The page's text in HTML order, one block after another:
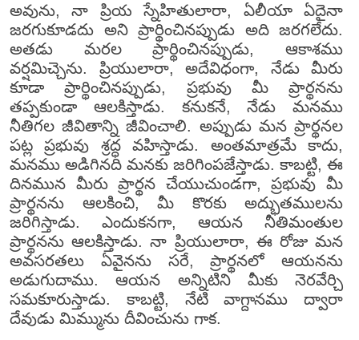
అవును, నా ప్రియ స్నేహితులారా, ఏలీయా ఏదైనా
జరగుకూడదు అని ప్రార్థించినప్పుడు అది జరగలేదు.
అతడు మరల ప్రార్థించినప్పుడు, ఆకాశము
వర్షమిచ్చెను. ప్రియులారా, అదేవిధంగా, నేడు మీరు
కూడా ప్రార్థించినప్పుడు, ప్రభువు మీ ప్రార్థనను
తప్పకుండా ఆలకిస్తాడు. కనుకనే, నేడు మనము
నీతిగల జీవితాన్ని జీవించాలి. అప్పుడు మన ప్రార్థనల
పట్ల ప్రభువు శ్రద్ధ వహిస్తాడు. అంతమాత్రమే కాదు,
మనము అడిగినది మనకు జరిగింపజేస్తాడు. కాబట్టి, ఈ
దినమున మీరు ప్రార్థన చేయుచుండగా, ప్రభువు మీ
ప్రార్థనను ఆలకించి, మీ కొరకు అద్భుతములను
జరిగిస్తాడు. ఎందుకనగా, ఆయన నీతిమంతుల
ప్రార్థనను ఆలకిస్తాడు. నా ప్రియులారా, ఈ రోజు మన
అవసరతలు ఏవైనను సరే, ప్రార్థనలో ఆయనను
అడుగుదాము. ఆయన అన్నిటిని మీకు నెరవేర్చి
సమకూరుస్తాడు. కాబట్టి, నేటి వాగ్దానము ద్వారా
దేవుడు మిమ్మును దీవించును గాక.